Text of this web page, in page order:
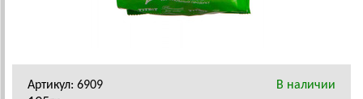
Артикул: 6909 В наличии